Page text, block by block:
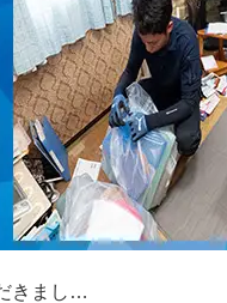
きまし…